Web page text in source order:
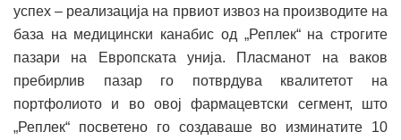
успех – реализација на првиот извоз на производите на
база на медицински канабис од „Реплек“ на строгите
пазари на Европската унија. Пласманот на ваков
пребирлив пазар го потврдува квалитетот на
портфолиото и во овој фармацевтски сегмент, што
„Реплек“ посветено го создаваше во изминатите 10